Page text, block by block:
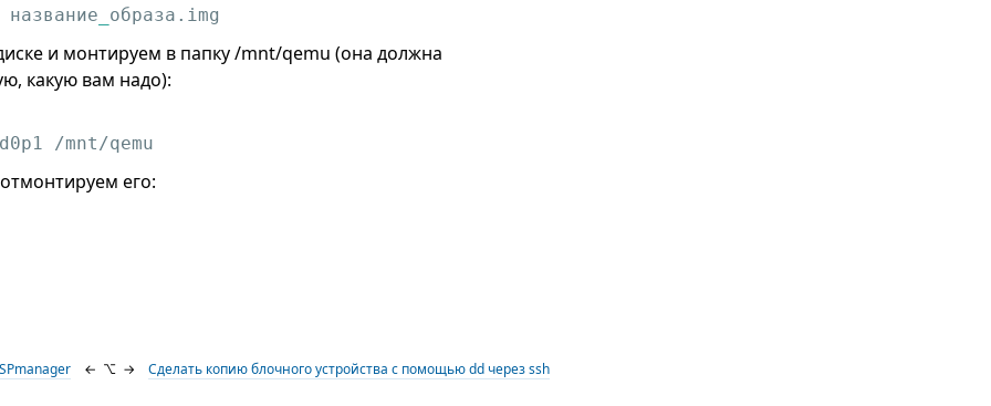
образа.img
и монтируем в папку /mnt/qemu (она должна
какую вам надо):
/mnt/qemu
его:
← ⌥ → Сделать копию блочного устройства с помощью dd через ssh